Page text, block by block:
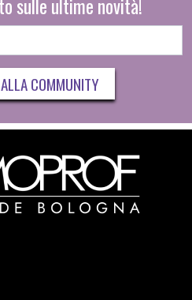
sulle ultime novità!
COMMUNITY